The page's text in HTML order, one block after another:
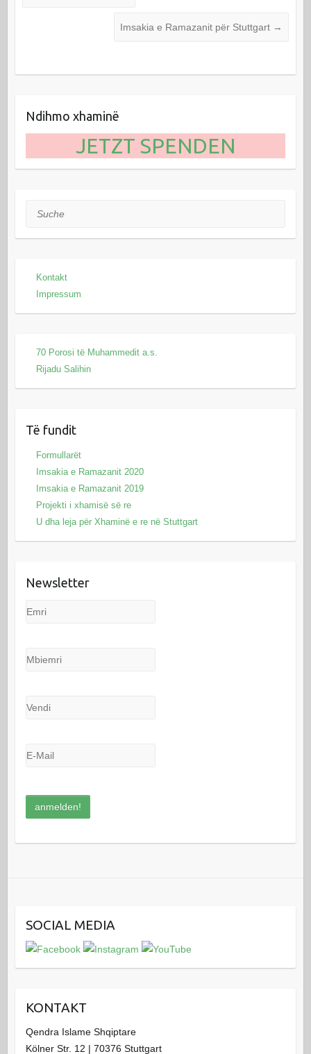
Imsakia e Ramazanit për Stuttgart →
Ndihmo xhaminë
JETZT SPENDEN
Suche
Kontakt
Impressum
70 Porosi të Muhammedit a.s.
Rijadu Salihin
Të fundit
Formullarët
Imsakia e Ramazanit 2020
Imsakia e Ramazanit 2019
Projekti i xhamisë së re
U dha leja për Xhaminë e re në Stuttgart
Newsletter
SOCIAL MEDIA
KONTAKT
Qendra Islame Shqiptare
Kölner Str. 12 | 70376 Stuttgart